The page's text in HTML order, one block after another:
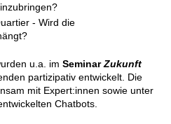
- Wird die
u.a. im SeminarZukunft
partizipativ entwickelt. Die
mit Expert:innen sowie unter
Chatbots.